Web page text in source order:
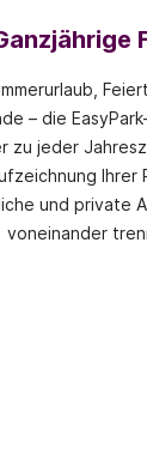
– die
zu jeder
Ihrer
und private
voneinander